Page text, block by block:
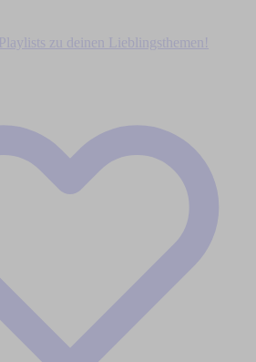
zu deinen Lieblingsthemen!